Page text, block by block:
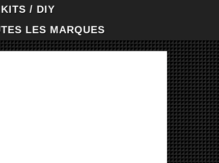
KITS / DIY
LES MARQUES